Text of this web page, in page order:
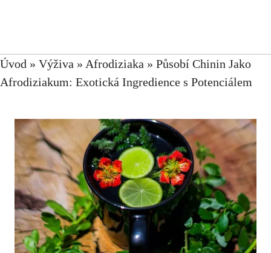
Úvod » Výživa » Afrodiziaka » Působí Chinin Jako
Afrodiziakum: Exotická Ingredience s Potenciálem